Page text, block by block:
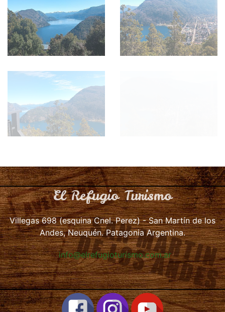
El Refugio Turismo
Villegas 698 (esquina Cnel. Perez) - San Martín de los
Andes, Neuquén. Patagonia Argentina.
info@elrefugioturismo.com.ar